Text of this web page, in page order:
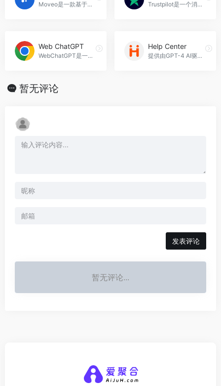
Mοveo是一款基于对话式人工智能代理的客户体验转型工具，可以通过自动化任务来提升客户体验和效率，Môveo AI官网入口网址 Trustpilot是一个消费者评论平台，帮助用户了解真实的购物体验，提供真实可信的消费者评论，涵盖各类公司的评论，用户可以在这里阅读、撰写和分享评论，Trustpilot官网入口网址
Web ChatGPT
WebChatGPT是一款强大的聊天工具，为ChatGPT用户提供准确和实时的搜索结果，帮助您提高工作效率，Web ChatGPT官网入口网址
Help Center
提供由GPT-4 AI驱动的客户支持知识库解决方案，帮助客户快速获得答案，提高客户满意度，Help Center官网入口网址
暂无评论
发表评论
暂无评论...